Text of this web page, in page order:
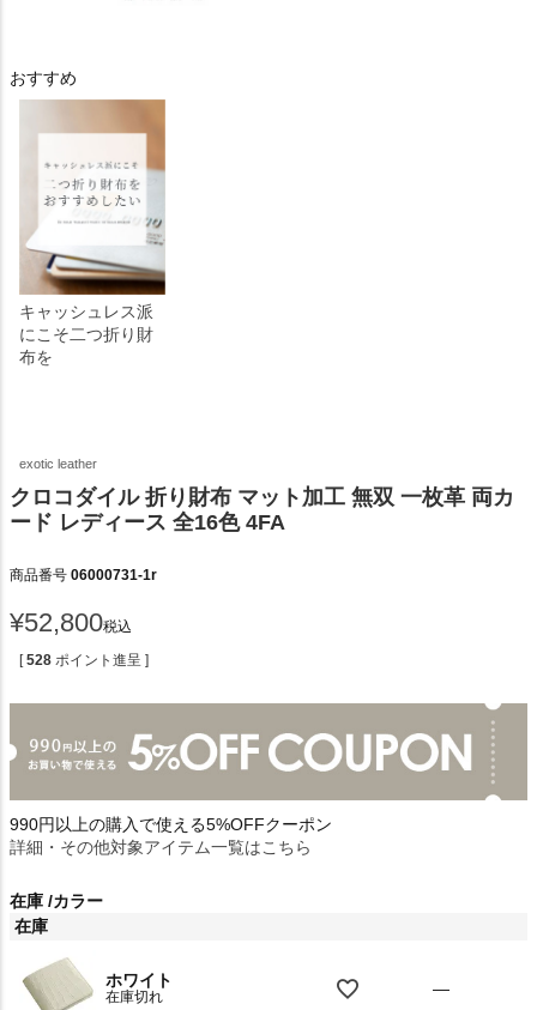
おすすめ
キャッシュレス派
にこそ二つ折り財
布を
exotic leather
クロコダイル 折り財布 マット加工 無双 一枚革 両カ
ード レディース 全16色 4FA
商品番号 06000731-1r
¥52,800税込
[ 528 ポイント進呈 ]
990円以上の購入で使える5%OFFクーポン
詳細・その他対象アイテム一覧はこちら
在庫 カラー
在庫
ホワイト
在庫切れ —